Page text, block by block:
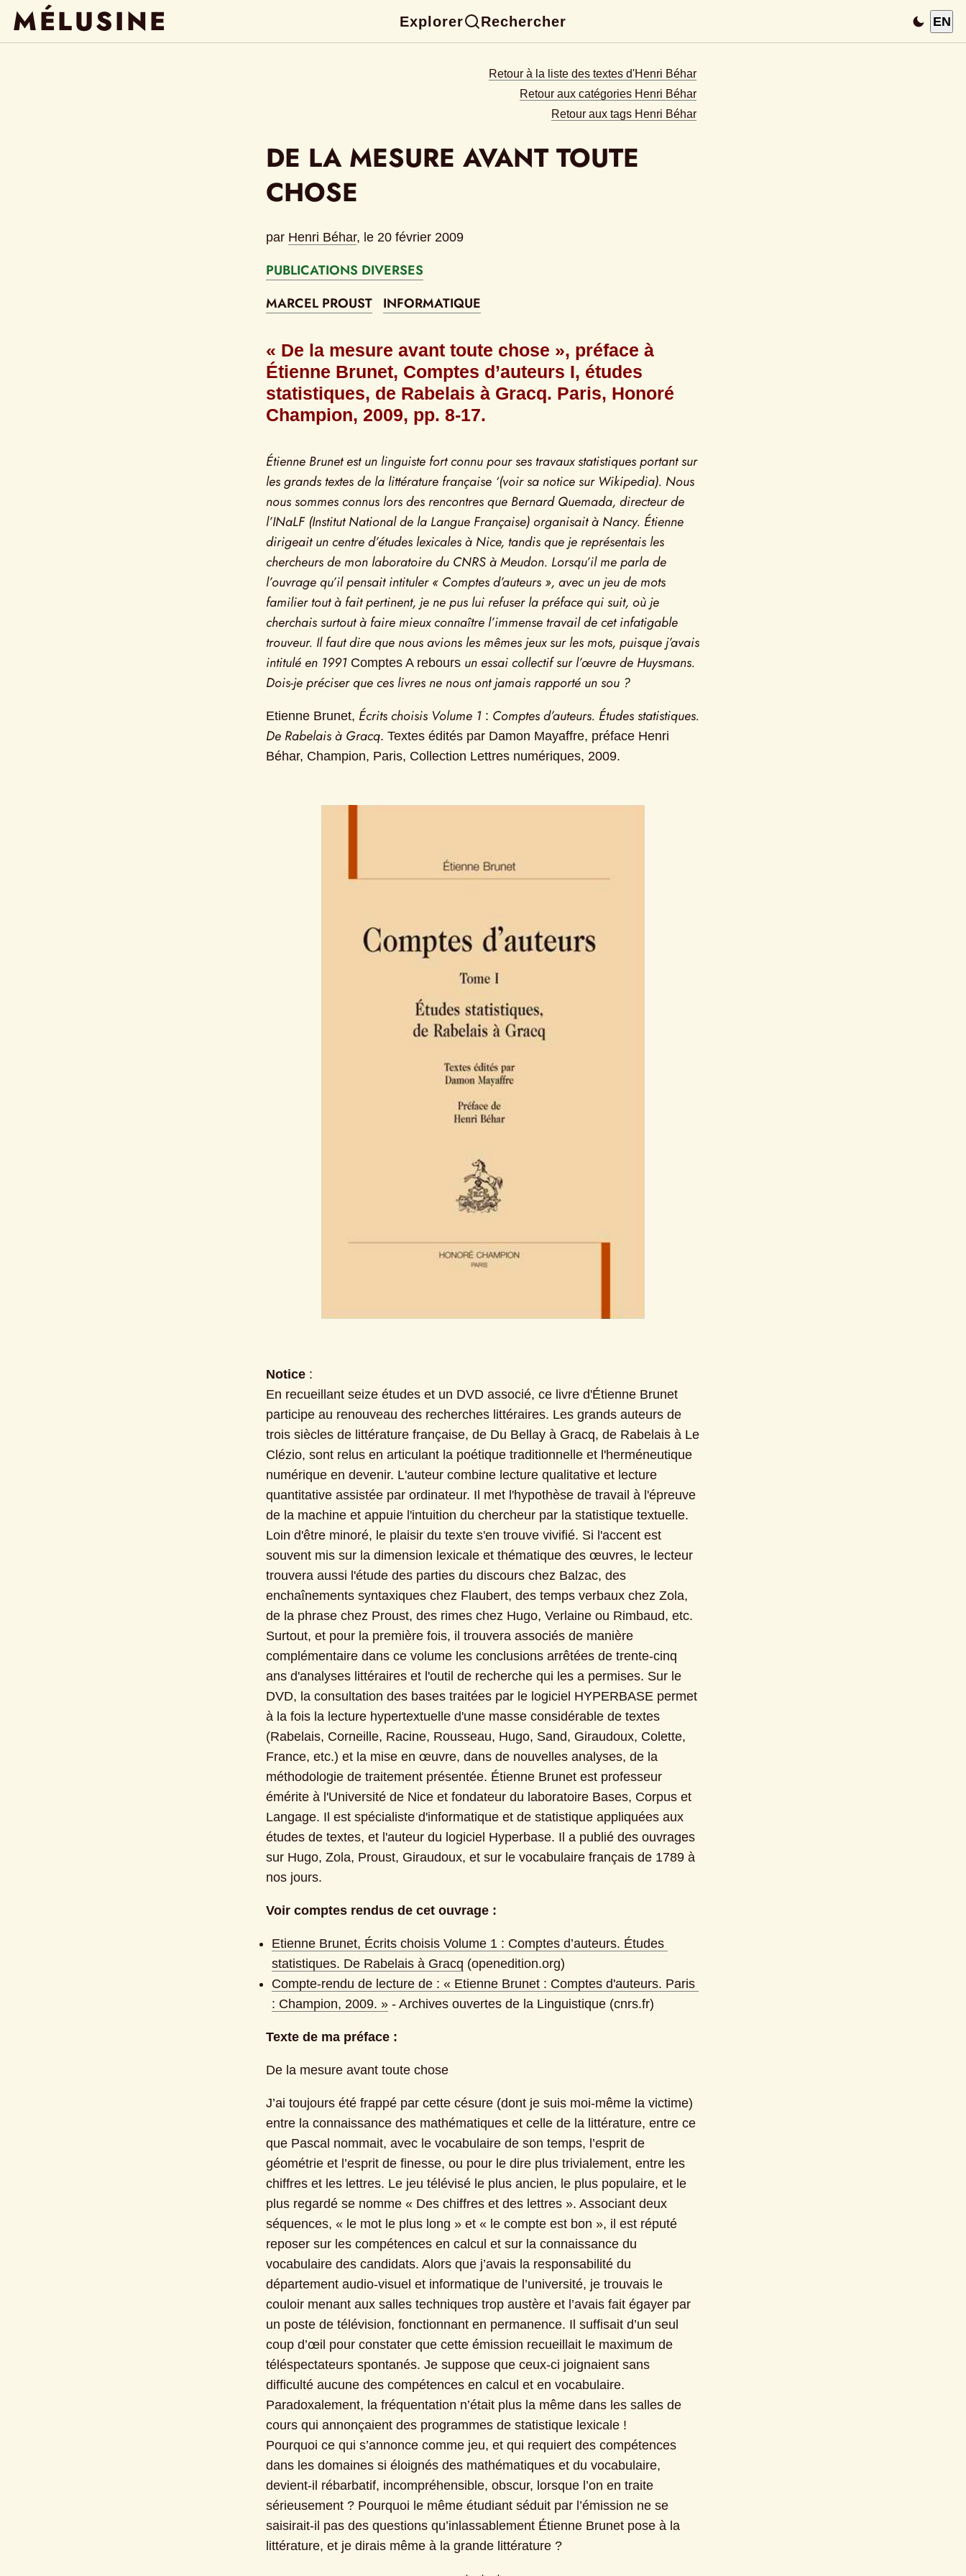
MÉLUSINE Explorer Rechercher EN
Retour à la liste des textes d'Henri Béhar
Retour aux catégories Henri Béhar
Retour aux tags Henri Béhar
DE LA MESURE AVANT TOUTE
CHOSE
par Henri Béhar, le 20 février 2009
PUBLICATIONS DIVERSES
MARCEL PROUST
INFORMATIQUE
« De la mesure avant toute chose », préface à
Étienne Brunet, Comptes d’auteurs I, études
statistiques, de Rabelais à Gracq. Paris, Honoré
Champion, 2009, pp. 8-17.
Étienne Brunet est un linguiste fort connu pour ses travaux statistiques portant sur
les grands textes de la littérature française ‘(voir sa notice sur Wikipedia). Nous
nous sommes connus lors des rencontres que Bernard Quemada, directeur de
l’INaLF (Institut National de la Langue Française) organisait à Nancy. Étienne
dirigeait un centre d’études lexicales à Nice, tandis que je représentais les
chercheurs de mon laboratoire du CNRS à Meudon. Lorsqu’il me parla de
l’ouvrage qu’il pensait intituler « Comptes d’auteurs », avec un jeu de mots
familier tout à fait pertinent, je ne pus lui refuser la préface qui suit, où je
cherchais surtout à faire mieux connaître l’immense travail de cet infatigable
trouveur. Il faut dire que nous avions les mêmes jeux sur les mots, puisque j’avais
intitulé en 1991 Comptes A rebours un essai collectif sur l’œuvre de Huysmans.
Dois-je préciser que ces livres ne nous ont jamais rapporté un sou ?
Etienne Brunet, Écrits choisis Volume 1 : Comptes d’auteurs. Études statistiques.
De Rabelais à Gracq. Textes édités par Damon Mayaffre, préface Henri
Béhar, Champion, Paris, Collection Lettres numériques, 2009.
Notice :
En recueillant seize études et un DVD associé, ce livre d'Étienne Brunet
participe au renouveau des recherches littéraires. Les grands auteurs de
trois siècles de littérature française, de Du Bellay à Gracq, de Rabelais à Le
Clézio, sont relus en articulant la poétique traditionnelle et l'herméneutique
numérique en devenir. L'auteur combine lecture qualitative et lecture
quantitative assistée par ordinateur. Il met l'hypothèse de travail à l'épreuve
de la machine et appuie l'intuition du chercheur par la statistique textuelle.
Loin d'être minoré, le plaisir du texte s'en trouve vivifié. Si l'accent est
souvent mis sur la dimension lexicale et thématique des œuvres, le lecteur
trouvera aussi l'étude des parties du discours chez Balzac, des
enchaînements syntaxiques chez Flaubert, des temps verbaux chez Zola,
de la phrase chez Proust, des rimes chez Hugo, Verlaine ou Rimbaud, etc.
Surtout, et pour la première fois, il trouvera associés de manière
complémentaire dans ce volume les conclusions arrêtées de trente-cinq
ans d'analyses littéraires et l'outil de recherche qui les a permises. Sur le
DVD, la consultation des bases traitées par le logiciel HYPERBASE permet
à la fois la lecture hypertextuelle d'une masse considérable de textes
(Rabelais, Corneille, Racine, Rousseau, Hugo, Sand, Giraudoux, Colette,
France, etc.) et la mise en œuvre, dans de nouvelles analyses, de la
méthodologie de traitement présentée. Étienne Brunet est professeur
émérite à l'Université de Nice et fondateur du laboratoire Bases, Corpus et
Langage. Il est spécialiste d'informatique et de statistique appliquées aux
études de textes, et l'auteur du logiciel Hyperbase. Il a publié des ouvrages
sur Hugo, Zola, Proust, Giraudoux, et sur le vocabulaire français de 1789 à
nos jours.
Voir comptes rendus de cet ouvrage :
Etienne Brunet, Écrits choisis Volume 1 : Comptes d’auteurs. Études
statistiques. De Rabelais à Gracq (openedition.org)
Compte-rendu de lecture de : « Etienne Brunet : Comptes d'auteurs. Paris
: Champion, 2009. » - Archives ouvertes de la Linguistique (cnrs.fr)
Texte de ma préface :
De la mesure avant toute chose
J’ai toujours été frappé par cette césure (dont je suis moi-même la victime)
entre la connaissance des mathématiques et celle de la littérature, entre ce
que Pascal nommait, avec le vocabulaire de son temps, l’esprit de
géométrie et l’esprit de finesse, ou pour le dire plus trivialement, entre les
chiffres et les lettres. Le jeu télévisé le plus ancien, le plus populaire, et le
plus regardé se nomme « Des chiffres et des lettres ». Associant deux
séquences, « le mot le plus long » et « le compte est bon », il est réputé
reposer sur les compétences en calcul et sur la connaissance du
vocabulaire des candidats. Alors que j’avais la responsabilité du
département audio-visuel et informatique de l’université, je trouvais le
couloir menant aux salles techniques trop austère et l’avais fait égayer par
un poste de télévision, fonctionnant en permanence. Il suffisait d’un seul
coup d’œil pour constater que cette émission recueillait le maximum de
téléspectateurs spontanés. Je suppose que ceux-ci joignaient sans
difficulté aucune des compétences en calcul et en vocabulaire.
Paradoxalement, la fréquentation n’était plus la même dans les salles de
cours qui annonçaient des programmes de statistique lexicale !
Pourquoi ce qui s’annonce comme jeu, et qui requiert des compétences
dans les domaines si éloignés des mathématiques et du vocabulaire,
devient-il rébarbatif, incompréhensible, obscur, lorsque l’on en traite
sérieusement ? Pourquoi le même étudiant séduit par l’émission ne se
saisirait-il pas des questions qu’inlassablement Étienne Brunet pose à la
littérature, et je dirais même à la grande littérature ?